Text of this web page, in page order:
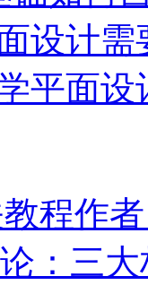
设计需
平面
程作
：三